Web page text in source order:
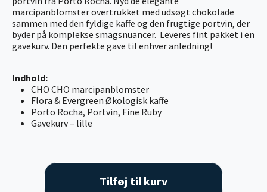
marcipanblomster overtrukket med udsøgt chokolade
sammen med den fyldige kaffe og den frugtige portvin, der
byder på komplekse smagsnuancer. Leveres fint pakket i en
gavekurv. Den perfekte gave til enhver anledning!
Indhold:
CHO CHO marcipanblomster
Flora & Evergreen Økologisk kaffe
Porto Rocha, Portvin, Fine Ruby
Gavekurv – lille
Tilføj til kurv